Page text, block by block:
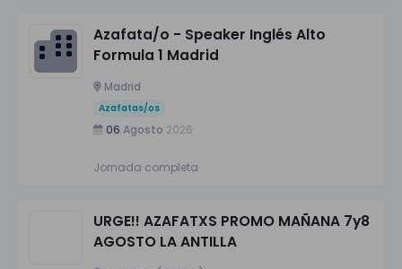
Azafata/o - Speaker Inglés Alto
Formula 1 Madrid
Madrid
Azafatas/os
06 Agosto 2026
Jornada completa
URGE!! AZAFATXS PROMO MAÑANA 7y8
AGOSTO LA ANTILLA